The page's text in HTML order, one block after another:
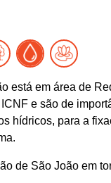
está em área de
e são de
hídricos, para a
de São João em